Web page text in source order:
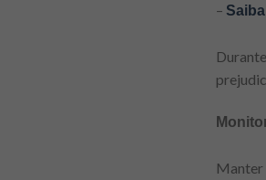
–
Manter